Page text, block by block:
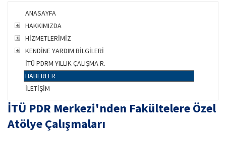
ANASAYFA
HAKKIMIZDA
HİZMETLERİMİZ
KENDİNE YARDIM BİLGİLERİ
İTÜ PDRM YILLIK ÇALIŞMA R.
HABERLER
İLETİŞİM
İTÜ PDR Merkezi'nden Fakültelere Özel
Atölye Çalışmaları